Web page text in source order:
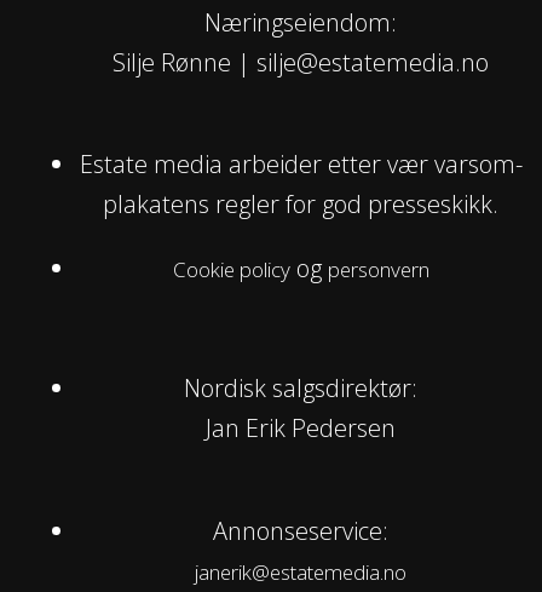
Næringseiendom:
Silje Rønne | silje@estatemedia.no
Estate media arbeider etter vær varsom-
plakatens regler for god presseskikk.
Cookie policyog personvern
Nordisk salgsdirektør:
Jan Erik Pedersen
Annonseservice:
janerik@estatemedia.no